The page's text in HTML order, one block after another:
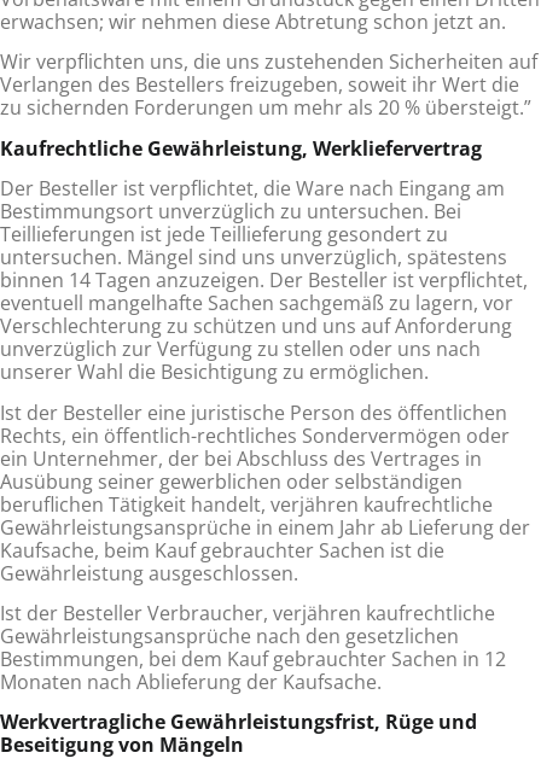
erwachsen; wir nehmen diese Abtretung schon jetzt an.
Wir verpflichten uns, die uns zustehenden Sicherheiten auf
Verlangen des Bestellers freizugeben, soweit ihr Wert die
zu si­chernden Forderungen um mehr als 20 % übersteigt.”
Kaufrechtliche Gewährleistung, Werkliefervertrag
Der Besteller ist verpflichtet, die Ware nach Eingang am
Bestimmungsort unverzüglich zu untersuchen. Bei
Teillieferungen ist jede Teillieferung gesondert zu
untersuchen. Mängel sind uns unverzüglich, spätestens
binnen 14 Tagen anzuzeigen. Der Besteller ist verpflichtet,
eventuell mangelhafte Sachen sachgemäß zu lagern, vor
Verschlechterung zu schützen und uns auf Anforderung
unverzüglich zur Verfügung zu stellen oder uns nach
unserer Wahl die Besichtigung zu ermöglichen.
Ist der Besteller eine juristische Person des öffentlichen
Rechts, ein öffentlich-rechtliches Sondervermögen oder
ein Unter­nehmer, der bei Abschluss des Vertrages in
Ausübung seiner gewerblichen oder selbständigen
beruflichen Tätigkeit handelt, verjähren kaufrechtliche
Gewährleistungsansprüche in einem Jahr ab Lieferung der
Kaufsache, beim Kauf gebrauchter Sa­chen ist die
Gewährleistung ausgeschlossen.
Ist der Besteller Verbraucher, verjähren kaufrechtliche
Gewährleistungsansprüche nach den gesetzlichen
Bestimmungen, bei dem Kauf gebrauchter Sachen in 12
Monaten nach Ablieferung der Kaufsache.
Werkvertragliche Gewährleistungsfrist, Rüge und
Beseitigung von Mängeln